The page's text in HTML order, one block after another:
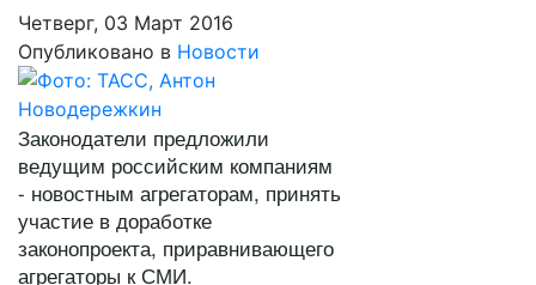
Четверг, 03 Март 2016
Опубликовано в Новости
Законодатели предложили
ведущим российским компаниям
- новостным агрегаторам, принять
участие в доработке
законопроекта, приравнивающего
агрегаторы к СМИ.